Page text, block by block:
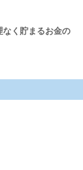
なく貯まるお金の